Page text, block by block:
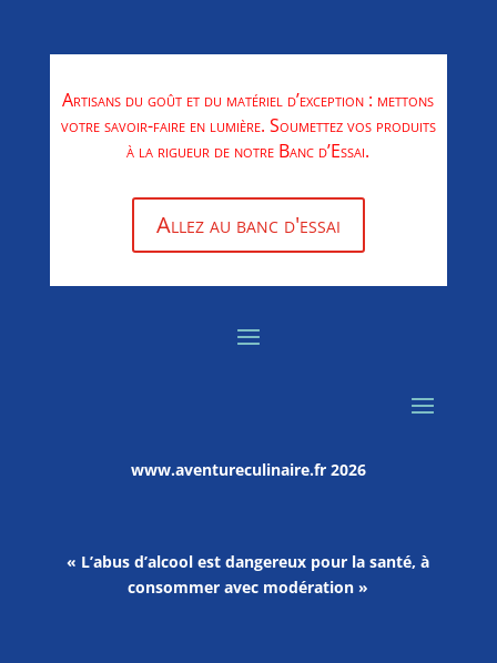
Artisans du goût et du matériel d’exception : mettons
votre savoir-faire en lumière. Soumettez vos produits
à la rigueur de notre Banc d’Essai.
Allez au banc d'essai
www.aventureculinaire.fr2026
« L’abus d’alcool est dangereux pour la santé, à
consommer avec modération »